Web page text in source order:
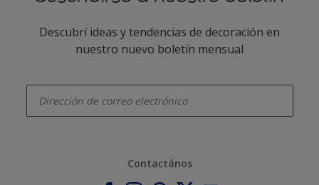
Descubrí ideas y tendencias de decoración en
nuestro nuevo boletín mensual
Contactános